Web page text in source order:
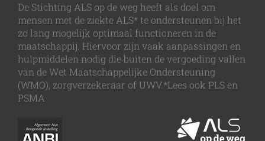
De Stichting ALS op de weg heeft als doel om
mensen met de ziekte ALS* te ondersteunen bij het
zo lang mogelijk optimaal functioneren in de
maatschappij. Hiervoor zijn vaak aanpassingen en
hulpmiddelen nodig die buiten de vergoeding vallen
van de Wet Maatschappelijke Ondersteuning
(WMO), zorgverzekeraar of UWV.*Lees ook PLS en
PSMA